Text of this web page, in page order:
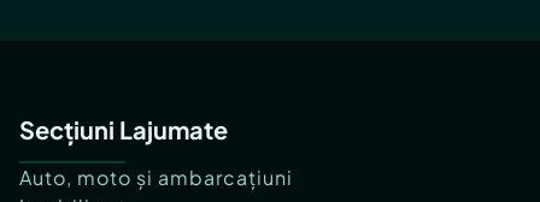
Secțiuni Lajumate
Auto, moto și ambarcațiuni